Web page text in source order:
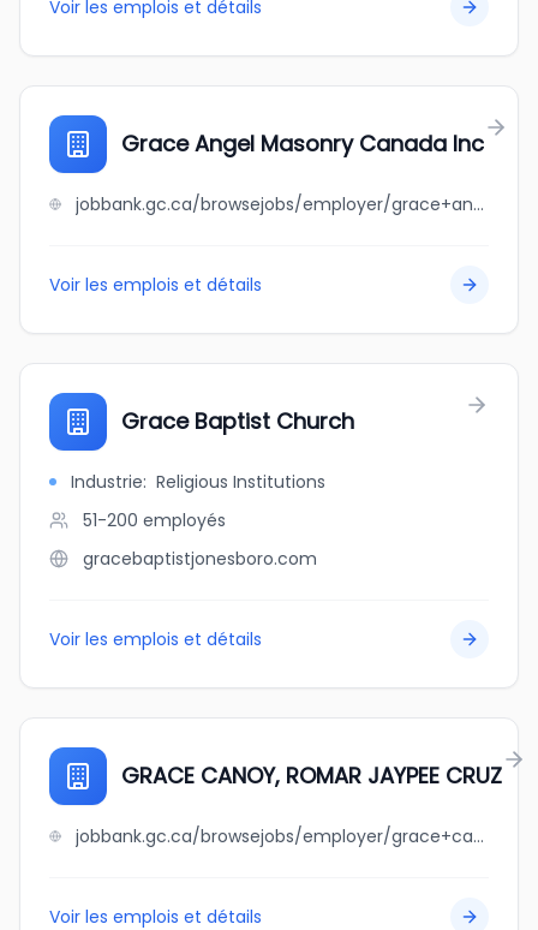
Voir les emplois et détails
Grace Angel Masonry Canada Inc
jobbank.gc.ca/browsejobs/employer/grace+angel+masonry+canada+inc/ca
Voir les emplois et détails
Grace Baptist Church
Industrie: Religious Institutions
51-200 employés
gracebaptistjonesboro.com
Voir les emplois et détails
GRACE CANOY, ROMAR JAYPEE CRUZ
jobbank.gc.ca/browsejobs/employer/grace+canoy%2C+romar+jaypee+cruz/ca
Voir les emplois et détails